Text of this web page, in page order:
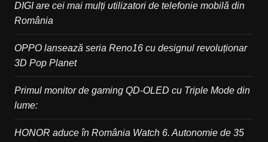
DIGI are cei mai mulți utilizatori de telefonie mobilă din
România
OPPO lansează seria Reno16 cu designul revoluționar
3D Pop Planet
Primul monitor de gaming QD-OLED cu Triple Mode din
lume:
HONOR aduce în România Watch 6. Autonomie de 35